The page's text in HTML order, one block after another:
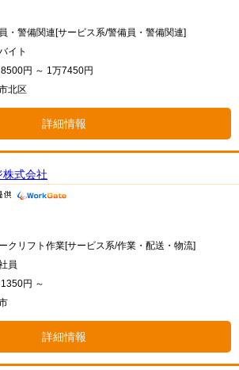
・警備関連[サービス系/警備員・警備関連]
イト
8500円 ～ 1万7450円
北区
詳細情報
式会社
クリフト作業[サービス系/作業・配送・物流]
員
円 ～
詳細情報